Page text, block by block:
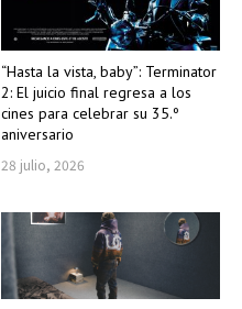
“Hasta la vista, baby”: Terminator
2: El juicio final regresa a los
cines para celebrar su 35.º
aniversario
28 julio, 2026